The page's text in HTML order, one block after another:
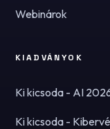
Webinárok
KIADVÁNYOK
Ki kicsoda - AI
Ki kicsoda -